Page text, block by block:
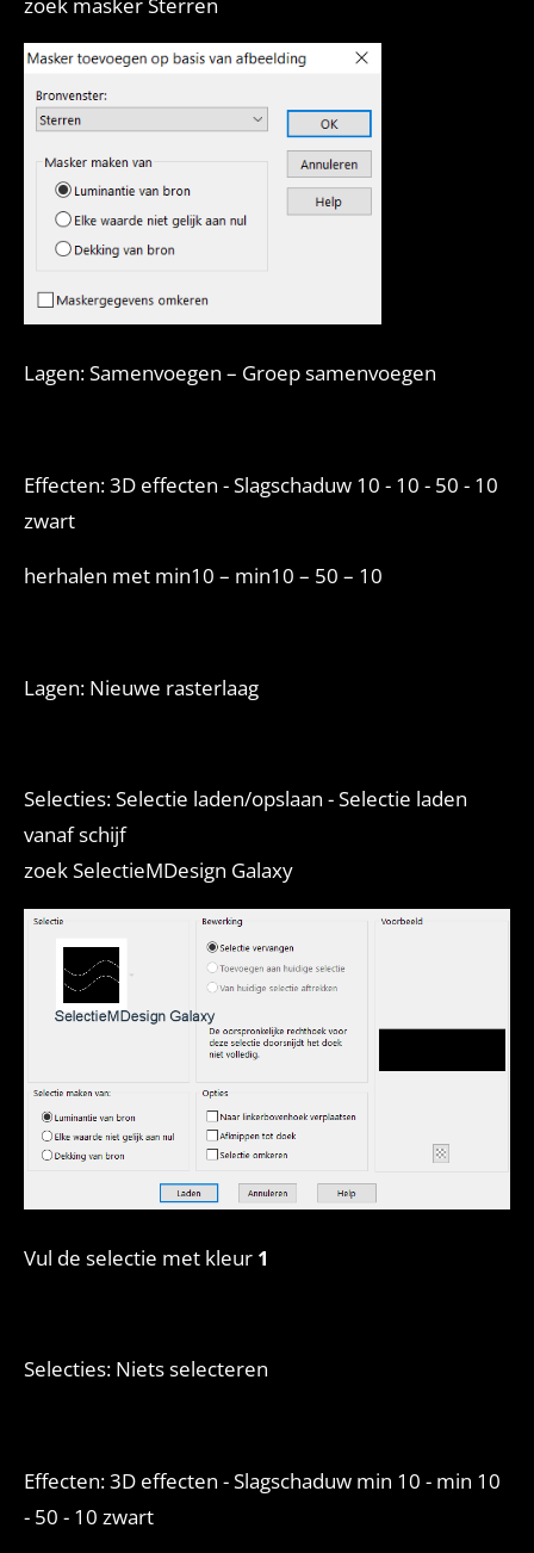
Lagen: Samenvoegen – Groep samenvoegen
Effecten: 3D effecten - Slagschaduw 10 - 10 - 50 - 10
zwart
herhalen met min10 – min10 – 50 – 10
Lagen: Nieuwe rasterlaag
Selecties: Selectie laden/opslaan - Selectie laden
vanaf schijf
zoek SelectieMDesign Galaxy
Vul de selectie met kleur 1
Selecties: Niets selecteren
Effecten: 3D effecten - Slagschaduw min 10 - min 10
- 50 - 10 zwart